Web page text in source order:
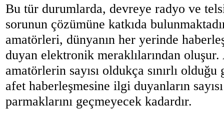
Bu tür durumlarda, devreye radyo ve
sorunun çözümüne katkıda
amatörleri, dünyanın her yerinde
duyan elektronik meraklılarından
amatörlerin sayısı oldukça sınırlı
afet haberleşmesine ilgi duyanların
parmaklarını geçmeyecek kadardır.